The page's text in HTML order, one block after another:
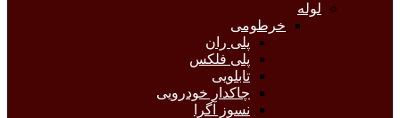
لوله
خرطومی
پلی ران
پلی فلکس
تابلویی
چاکدار خودرویی
نسوز آگرا